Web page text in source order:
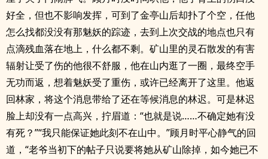
好全，但也不影响发挥，可到了金亭山后却扑了个空，任他
怎么找都没没有那魅妖的踪迹，去到上次交战的地点也只有
点滴残血落在地上，什么都不剩。矿山里的灵石散发的有害
辐射让受了伤的他很不舒服，他在山内逛了一圈，最终空手
无功而返，想着魅妖受了重伤，或许已经离开了这里。他返
回林家，将这个消息带给了还在等候消息的林迟。可是林迟
脸上却没有一点高兴，拧眉道：“也就是说……不确定她有没
有死？”“我只能保证她此刻不在山中。”顾月时平心静气的回
道，“老爷当初下的帖子只说要将她从矿山除掉，如今她已不